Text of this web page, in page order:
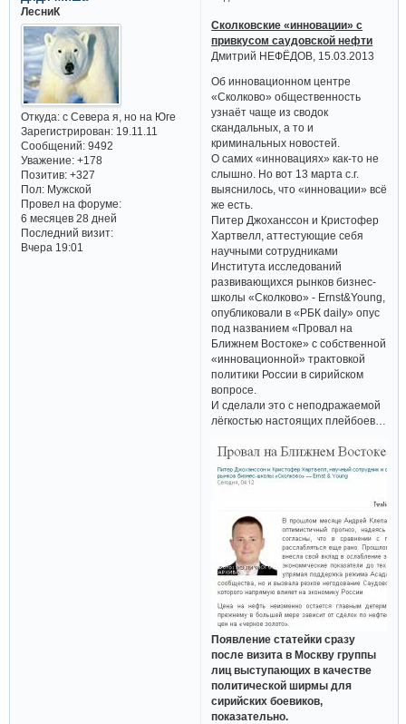
ЛесниК
Откуда:с Севера я, но на Юге
Зарегистрирован: 19.11.11
Сообщений:9492
Уважение: +178
Позитив: +327
Пол:Мужской
Провел на форуме:
6 месяцев 28 дней
Последний визит:
Вчера 19:01
Сколковские «инновации» с
привкусом саудовской нефти
Дмитрий НЕФЁДОВ, 15.03.2013
Об инновационном центре
«Сколково» общественность
узнаёт чаще из сводок
скандальных, а то и
криминальных новостей.
О самих «инновациях» как-то не
слышно. Но вот 13 марта с.г.
выяснилось, что «инновации» всё
же есть.
Питер Джоханссон и Кристофер
Хартвелл, аттестующие себя
научными сотрудниками
Института исследований
развивающихся рынков бизнес-
школы «Сколково» - Ernst&Young,
опубликовали в «РБК daily» опус
под названием «Провал на
Ближнем Востоке» с собственной
«инновационной» трактовкой
политики России в сирийском
вопросе.
И сделали это с неподражаемой
лёгкостью настоящих плейбоев…
Появление статейки сразу
после визита в Москву группы
лиц выступающих в качестве
политической ширмы для
сирийских боевиков,
показательно.